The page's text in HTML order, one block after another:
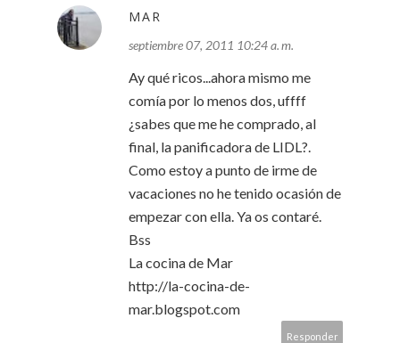
MAR
septiembre 07, 2011 10:24 a. m.
Ay qué ricos...ahora mismo me
comía por lo menos dos, uffff
¿sabes que me he comprado, al
final, la panificadora de LIDL?.
Como estoy a punto de irme de
vacaciones no he tenido ocasión de
empezar con ella. Ya os contaré.
Bss
La cocina de Mar
http://la-cocina-de-
mar.blogspot.com
Responder